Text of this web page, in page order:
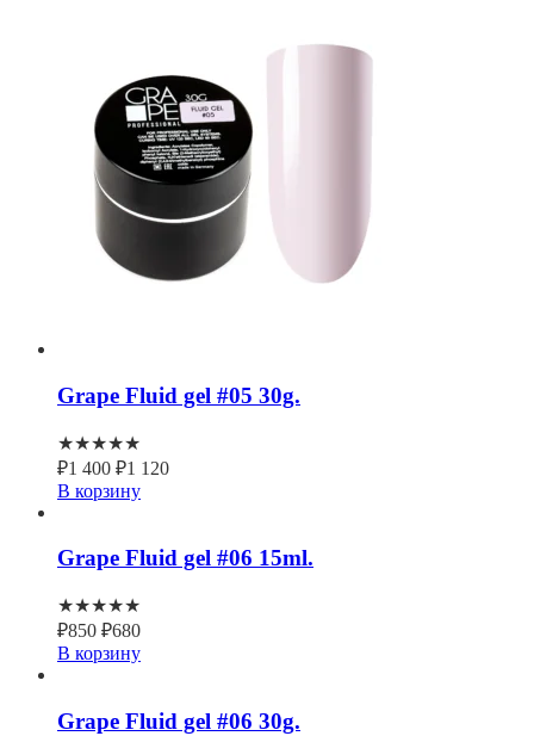
Grape Fluid gel #05 30g.
★★★★★
₽1 400 ₽1 120
В корзину
Grape Fluid gel #06 15ml.
★★★★★
₽850 ₽680
В корзину
Grape Fluid gel #06 30g.